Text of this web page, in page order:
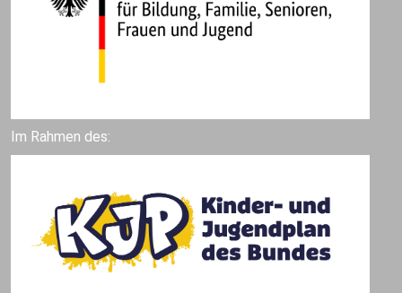
Im Rahmen des: